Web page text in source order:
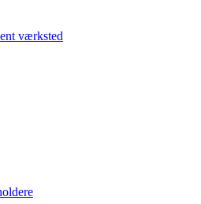
værksted